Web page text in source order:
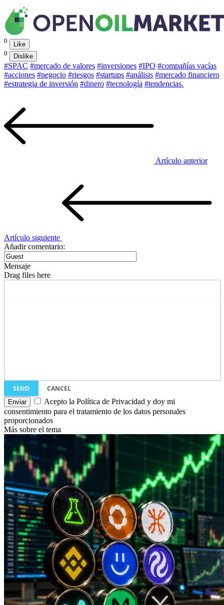
0
Like
0
Dislike
#SPAC #mercado de valores #inversiones #IPO #compañías vacías
#acciones #negocio #riesgos #startups #análisis #mercado financiero
#estrategia de inversión #dinero #tecnología #tendencias.
Artículo anterior
Artículo siguiente
Añadir comentario:
Mensaje
Drag files here
SEND
CANCEL
Acepto la Política de Privacidad y doy mi
consentimiento para el tratamiento de los datos personales
proporcionados
Más sobre el tema